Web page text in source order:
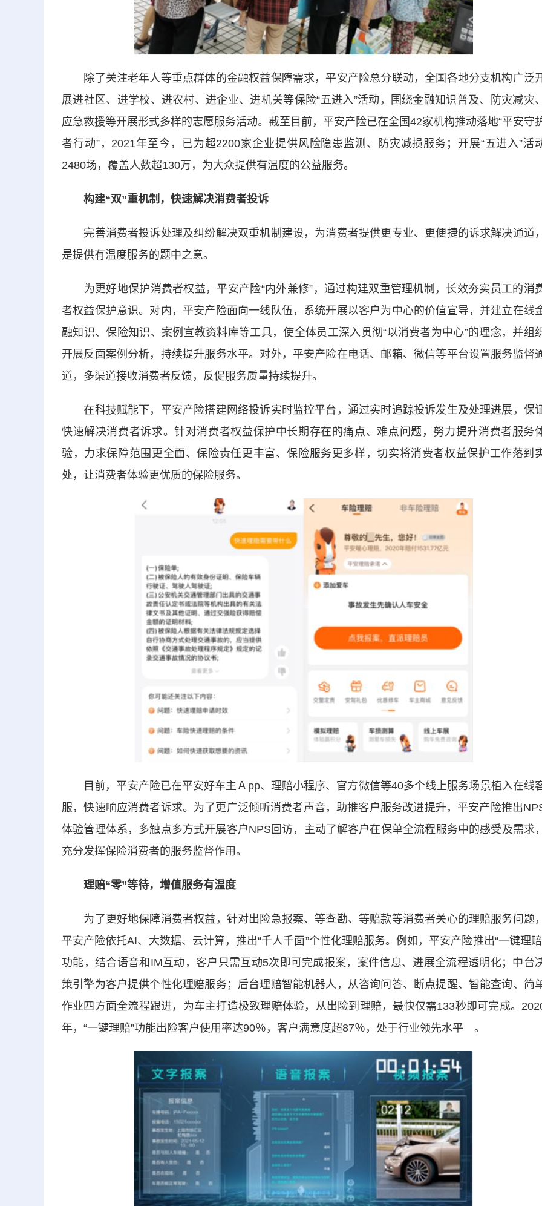
除了关注老年人等重点群体的金融权益保障需求，平安产险总分联动，全国各地分支机构广泛
展进社区、进学校、进农村、进企业、进机关等保险“五进入”活动，围绕金融知识普及、防灾减灾、
应急救援等开展形式多样的志愿服务活动。截至目前，平安产险已在全国42家机构推动落地“平安守
者行动”，2021年至今，已为超2200家企业提供风险隐患监测、防灾减损服务；开展“五进入”活
2480场，覆盖人数超130万，为大众提供有温度的公益服务。
构建“双”重机制，快速解决消费者投诉
完善消费者投诉处理及纠纷解决双重机制建设，为消费者提供更专业、更便捷的诉求解决通道，
是提供有温度服务的题中之意。
为更好地保护消费者权益，平安产险“内外兼修”，通过构建双重管理机制，长效夯实员工的消
者权益保护意识。对内，平安产险面向一线队伍，系统开展以客户为中心的价值宣导，并建立在线
融知识、保险知识、案例宣教资料库等工具，使全体员工深入贯彻“以消费者为中心”的理念，并组
开展反面案例分析，持续提升服务水平。对外，平安产险在电话、邮箱、微信等平台设置服务监督
道，多渠道接收消费者反馈，反促服务质量持续提升。
在科技赋能下，平安产险搭建网络投诉实时监控平台，通过实时追踪投诉发生及处理进展，保
快速解决消费者诉求。针对消费者权益保护中长期存在的痛点、难点问题，努力提升消费者服务
验，力求保障范围更全面、保险责任更丰富、保险服务更多样，切实将消费者权益保护工作落到
处，让消费者体验更优质的保险服务。
目前，平安产险已在平安好车主Ａpp、理赔小程序、官方微信等40多个线上服务场景植入在线
服，快速响应消费者诉求。为了更广泛倾听消费者声音，助推客户服务改进提升，平安产险推出
体验管理体系，多触点多方式开展客户NPS回访，主动了解客户在保单全流程服务中的感受及需求，
充分发挥保险消费者的服务监督作用。
理赔“零”等待，增值服务有温度
为了更好地保障消费者权益，针对出险急报案、等查勘、等赔款等消费者关心的理赔服务问题，
平安产险依托AI、大数据、云计算，推出“千人千面”个性化理赔服务。例如，平安产险推出“一键理赔
功能，结合语音和IM互动，客户只需互动5次即可完成报案，案件信息、进展全流程透明化；中台
策引擎为客户提供个性化理赔服务；后台理赔智能机器人，从咨询问答、断点提醒、智能查询、简
作业四方面全流程跟进，为车主打造极致理赔体验，从出险到理赔，最快仅需133秒即可完成。
年，“一键理赔”功能出险客户使用率达90％，客户满意度超87％，处于行业领先水平 。